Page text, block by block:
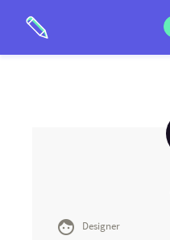
 Designer